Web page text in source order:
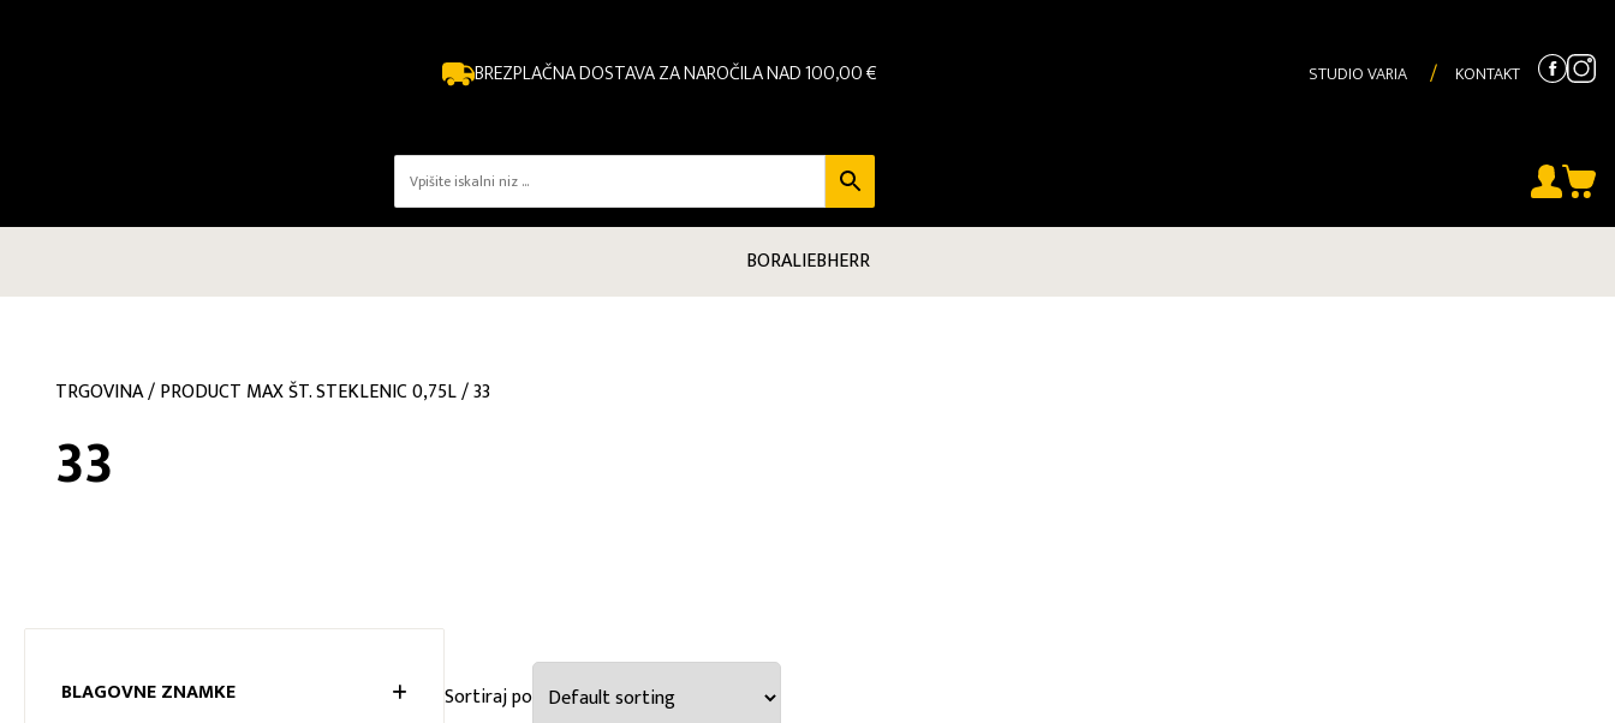
BREZPLAČNA DOSTAVA ZA NAROČILA NAD 100,00 € STUDIO VARIA KONTAKT
BORALIEBHERR
TRGOVINA/PRODUCT MAX ŠT. STEKLENIC 0,75L/33
33
BLAGOVNE ZNAMKE BLAGOVNE ZNAMKE